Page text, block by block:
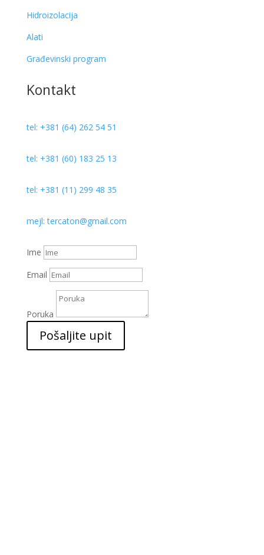
Hidroizolacija
Alati
Građevinski program
Kontakt
tel: +381 (64) 262 54 51
tel: +381 (60) 183 25 13
tel: +381 (11) 299 48 35
mejl: tercaton@gmail.com
Ime
Email
Poruka
Pošaljite upit